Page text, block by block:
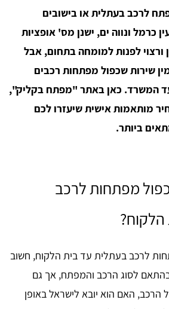
לרכב בעתלית או בישובים
כרמל ונווה ים, ישנן מס' אופציות
ורצוי לפנות למומחה בתחום, אבל
שירות שכפול מפתחות רכבים
המשרד. כאן באתר "מפתח בקליק",
מותאמות אישית שיעזרו לכם
ביותר.
מפתחות לרכב
לרכב בעתלית עד בית הלקוח, חשוב
לסוג הרכב והמפתח, אך גם
האם הוא יובא לישראל באופן